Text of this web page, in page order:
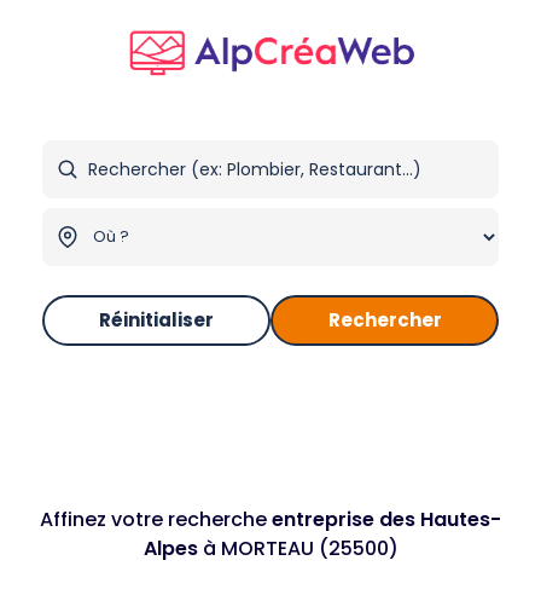
Réinitialiser Rechercher
Affinez votre rechercheentreprise des Hautes-
Alpesà MORTEAU (25500)